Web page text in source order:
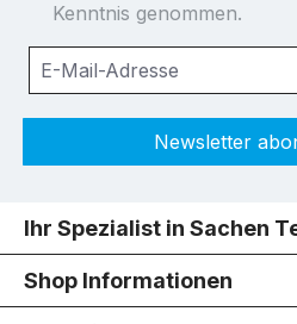
Kenntnis genommen.
Newsletter
Ihr Spezialist in Sachen
Shop Informationen